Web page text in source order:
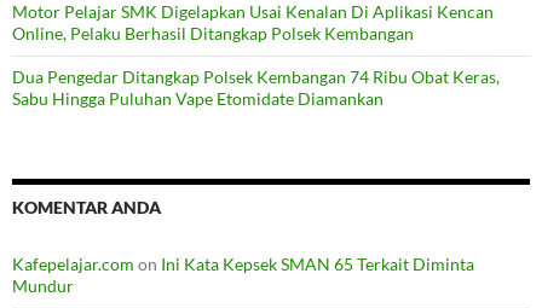
Motor Pelajar SMK Digelapkan Usai Kenalan Di Aplikasi Kencan
Online, Pelaku Berhasil Ditangkap Polsek Kembangan
Dua Pengedar Ditangkap Polsek Kembangan 74 Ribu Obat Keras,
Sabu Hingga Puluhan Vape Etomidate Diamankan
KOMENTAR ANDA
Kafepelajar.com on Ini Kata Kepsek SMAN 65 Terkait Diminta
Mundur